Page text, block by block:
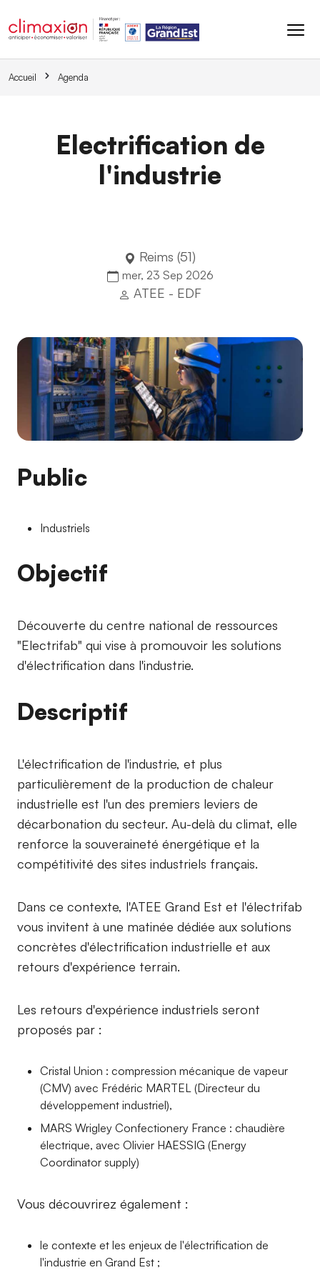
Accueil Agenda
Electrification de
l'industrie
Reims (51)
mer, 23 Sep 2026
ATEE - EDF
Public
Industriels
Objectif
Découverte du centre national de ressources
"Electrifab" qui vise à promouvoir les solutions
d'électrification dans l'industrie.
Descriptif
L'électrification de l'industrie, et plus
particulièrement de la production de chaleur
industrielle est l'un des premiers leviers de
décarbonation du secteur. Au-delà du climat, elle
renforce la souveraineté énergétique et la
compétitivité des sites industriels français.
Dans ce contexte, l'ATEE Grand Est et l'électrifab
vous invitent à une matinée dédiée aux solutions
concrètes d'électrification industrielle et aux
retours d'expérience terrain.
Les retours d'expérience industriels seront
proposés par :
Cristal Union : compression mécanique de vapeur
(CMV) avec Frédéric MARTEL (Directeur du
développement industriel),
MARS Wrigley Confectionery France : chaudière
électrique, avec Olivier HAESSIG (Energy
Coordinator supply)
Vous découvrirez également :
le contexte et les enjeux de l'électrification de
l'industrie en Grand Est ;